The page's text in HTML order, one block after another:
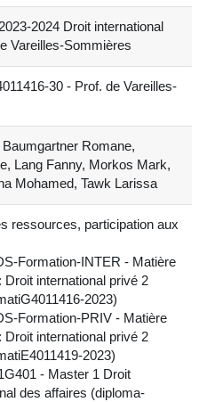
2024 Droit international
Vareilles-Sommières
30 - Prof. de Vareilles-
Romane,
Lang Fanny, Morkos Mark,
Mohamed, Tawk Larissa
ressources, participation aux
Formation-INTER - Matière
Droit international privé 2
2023)
Formation-PRIV - Matière
Droit international privé 2
2023)
- Master 1 Droit
des affaires (diploma-